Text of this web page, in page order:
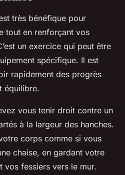
très bénéfique pour
tout en renforçant vos
un exercice qui peut être
spécifique. Il est
rapidement des progrès
équilibre.
vous tenir droit contre un
à la largeur des hanches.
corps comme si vous
chaise, en gardant votre
vos fessiers vers le mur.